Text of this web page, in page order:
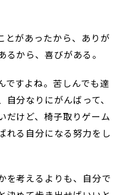
とがあったから、ありが
から、喜びがある。
ですよね。苦しんでも達
分なりにがんばって、
だけど、椅子取りゲーム
れる自分になる努力をし
を考えるよりも、自分で